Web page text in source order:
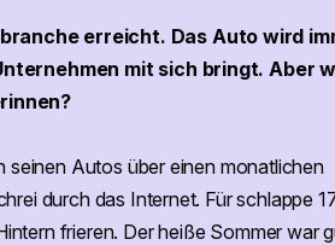
erreicht. Das Auto wird
mit sich bringt. Aber
Autos über einen monatlichen
durch das Internet. Für schlappe
frieren. Der heiße Sommer war